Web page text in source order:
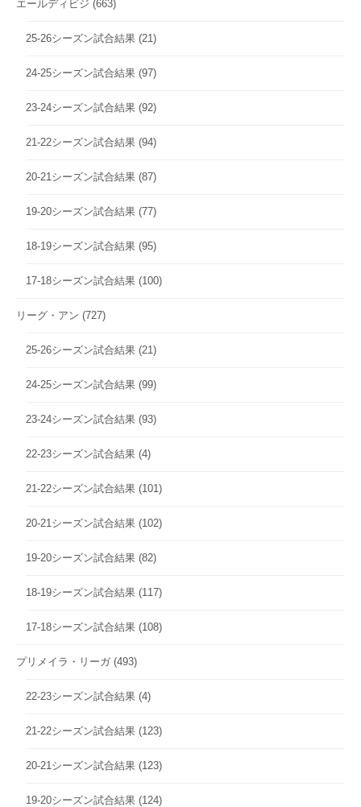
エールディビジ (663)
25-26シーズン試合結果 (21)
24-25シーズン試合結果 (97)
23-24シーズン試合結果 (92)
21-22シーズン試合結果 (94)
20-21シーズン試合結果 (87)
19-20シーズン試合結果 (77)
18-19シーズン試合結果 (95)
17-18シーズン試合結果 (100)
リーグ・アン (727)
25-26シーズン試合結果 (21)
24-25シーズン試合結果 (99)
23-24シーズン試合結果 (93)
22-23シーズン試合結果 (4)
21-22シーズン試合結果 (101)
20-21シーズン試合結果 (102)
19-20シーズン試合結果 (82)
18-19シーズン試合結果 (117)
17-18シーズン試合結果 (108)
プリメイラ・リーガ (493)
22-23シーズン試合結果 (4)
21-22シーズン試合結果 (123)
20-21シーズン試合結果 (123)
19-20シーズン試合結果 (124)